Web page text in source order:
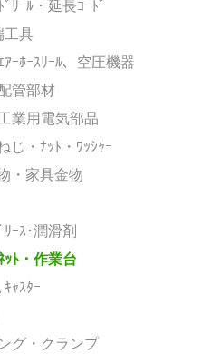
ﾘｰﾙ・延長ｺｰﾄﾞ
工具
ｱｰﾎｰｽﾘｰﾙ、空圧機器
管部材
業用電気部品
じ・ﾅｯﾄ・ﾜｯｼｬｰ
・家具金物
ｰｽ･潤滑剤
ｯﾄ・作業台
ｬｽﾀｰ
グ・クランプ